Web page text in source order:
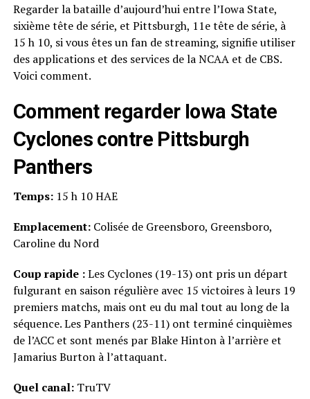
Regarder la bataille d’aujourd’hui entre l’Iowa State,
sixième tête de série, et Pittsburgh, 11e tête de série, à
15 h 10, si vous êtes un fan de streaming, signifie utiliser
des applications et des services de la NCAA et de CBS.
Voici comment.
Comment regarder Iowa State
Cyclones contre Pittsburgh
Panthers
Temps: 15 h 10 HAE
Emplacement: Colisée de Greensboro, Greensboro,
Caroline du Nord
Coup rapide :Les Cyclones (19-13) ont pris un départ
fulgurant en saison régulière avec 15 victoires à leurs 19
premiers matchs, mais ont eu du mal tout au long de la
séquence. Les Panthers (23-11) ont terminé cinquièmes
de l’ACC et sont menés par Blake Hinton à l’arrière et
Jamarius Burton à l’attaquant.
Quel canal: TruTV